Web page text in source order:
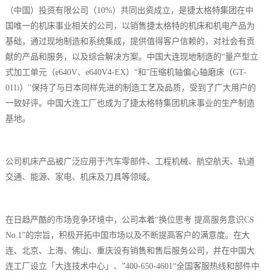
（中国）投资有限公司（10%）共同出资成立，是捷太格特集团在中
国唯一的机床事业相关的公司，以销售捷太格特的机床和机电产品为
基础，通过现地制造和系统集成，提供值得客户信赖的，对社会有贡
献的产品和服务，以及综合解决方案。中国大连现地制造的“量产型立
式加工单元（e640V、e640V4-EX）“和”压缩机轴偏心轴磨床（GT-
011i）"保持了与日本同样先进的制造工艺及品质，受到了广大用户的
一致好评。中国大连工厂也成为了捷太格特集团机床事业的生产制造
基地。
公司机床产品被广泛应用于汽车零部件、工程机械、航空航天、轨道
交通、能源、家电、机床及刀具等领域。
在日趋严酷的市场竞争环境中，公司本着“换位思考 提高服务意识CS
No.1”的宗旨，积极开拓中国市场以及不断提高客户的满意度。在大
连、北京、上海、佛山、重庆设有销售和售后服务公司，并在中国大
连工厂设立「大连技术中心」、”400-650-4601“全国客服热线和部件中